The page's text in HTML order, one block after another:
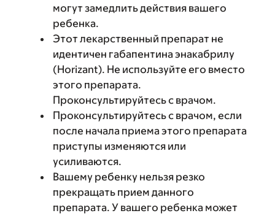
могут замедлить действия вашего
ребенка.
Этот лекарственный препарат не
идентичен габапентина энакабрилу
(Horizant). Не используйте его вместо
этого препарата.
Проконсультируйтесь с врачом.
Проконсультируйтесь с врачом, если
после начала приема этого препарата
приступы изменяются или
усиливаются.
Вашему ребенку нельзя резко
прекращать прием данного
препарата. У вашего ребенка может